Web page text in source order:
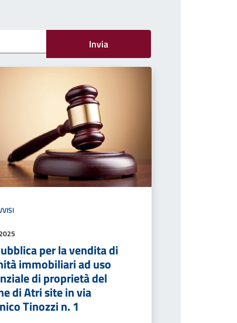
Invia
per la vendita di
immobiliari ad uso
di proprietà del
di Atri site in via
Tinozzi n. 1